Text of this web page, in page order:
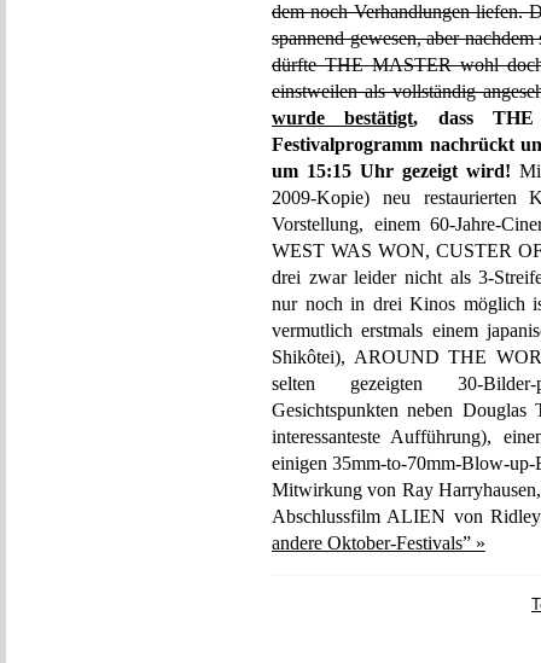
dem noch Verhandlungen liefen.
spannend gewesen, aber
dürfte THE MASTER wohl
einstweilen als vollständig
wurde bestätigt, dass THE
Festivalprogramm nachrückt
um 15:15 Uhr gezeigt wird!
2009-Kopie) neu
Vorstellung, einem 60-Jahre-
WEST WAS WON, CUSTER
drei zwar leider nicht als 3-
nur noch in drei Kinos möglich
vermutlich erstmals einem
Shikôtei), AROUND THE
selten gezeigten 30-Bilder-
Gesichtspunkten neben
interessanteste Aufführung),
einigen 35mm-to-70mm-Blow-
Mitwirkung von Ray
Abschlussfilm ALIEN von
andere Oktober-Festivals” »